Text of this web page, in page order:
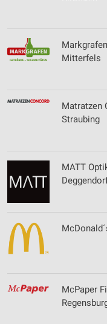
Mitterfels
Matratzen
Straubing
MATT
McPaper